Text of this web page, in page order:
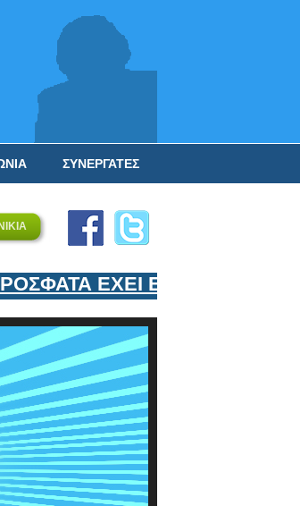
ΣΥΝΕΡΓΑΤΕΣ
ΕΧΕΙ ΕΝΤΑΞΕΙ ΣΤΟΝ